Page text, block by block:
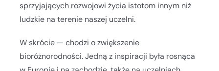
sprzyjających rozwojowi życia istotom innym niż
ludzkie na terenie naszej uczelni.
W skrócie — chodzi o zwiększenie
bioróżnorodności. Jedną z inspiracji była rosnąca